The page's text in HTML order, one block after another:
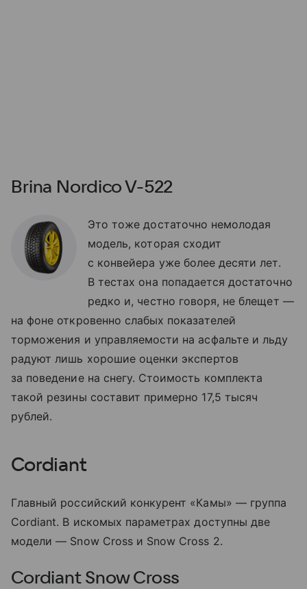
Brina Nordico V-522
Это тоже достаточно немолодая
модель, которая сходит
с конвейера уже более десяти лет.
В тестах она попадается достаточно
редко и, честно говоря, не блещет —
на фоне откровенно слабых показателей
торможения и управляемости на асфальте и льду
радуют лишь хорошие оценки экспертов
за поведение на снегу. Стоимость комплекта
такой резины составит примерно 17,5 тысяч
рублей.
Cordiant
Главный российский конкурент «Камы» — группа
Cordiant. В искомых параметрах доступны две
модели — Snow Cross и Snow Cross 2.
Cordiant Snow Cross